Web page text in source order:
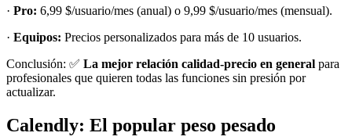
· Pro: 6,99 $/usuario/mes (anual) o 9,99 $/usuario/mes (mensual).
· Equipos: Precios personalizados para más de 10 usuarios.
Conclusión: ✅ La mejor relación calidad-precio en general para
profesionales que quieren todas las funciones sin presión por
actualizar.
Calendly: El popular peso pesado